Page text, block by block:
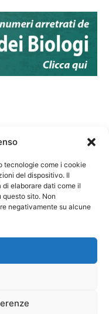
tecnologie come i cookie
del dispositivo. Il
elaborare dati come il
sito. Non
negativamente su alcune
dei Biologi:
www.fnob.it:
Policy